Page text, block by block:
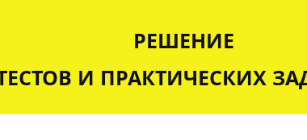
РЕШЕНИЕ
И ПРАКТИЧЕСКИХ